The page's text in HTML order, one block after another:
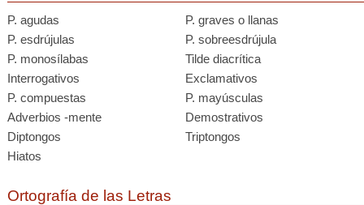
P. agudas
P. graves o llanas
P. esdrújulas
P. sobreesdrújula
P. monosílabas
Tilde diacrítica
Interrogativos
Exclamativos
P. compuestas
P. mayúsculas
Adverbios -mente
Demostrativos
Diptongos
Triptongos
Hiatos
Ortografía de las Letras